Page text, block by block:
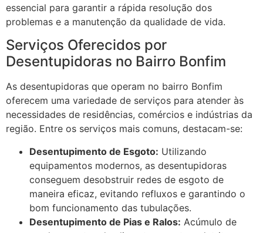
essencial para garantir a rápida resolução dos
problemas e a manutenção da qualidade de vida.
Serviços Oferecidos por
Desentupidoras no Bairro Bonfim
As desentupidoras que operam no bairro Bonfim
oferecem uma variedade de serviços para atender às
necessidades de residências, comércios e indústrias da
região. Entre os serviços mais comuns, destacam-se:
Desentupimento de Esgoto: Utilizando
equipamentos modernos, as desentupidoras
conseguem desobstruir redes de esgoto de
maneira eficaz, evitando refluxos e garantindo o
bom funcionamento das tubulações.
Desentupimento de Pias e Ralos: Acúmulo de